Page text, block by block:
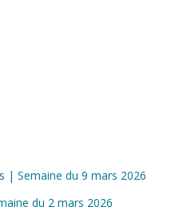
| Semaine du 9 mars 2026
du 2 mars 2026